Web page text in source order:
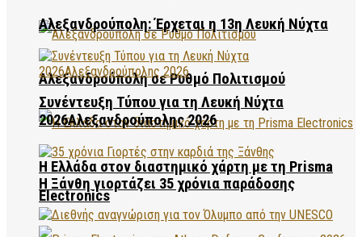
Αλεξανδρούπολη σε Ρυθμό Πολιτισμού
Η Ελλάδα στον διαστημικό χάρτη με τη Prisma
Electronics
Αλεξανδρούπολη: Έρχεται η 13η Λευκή Νύχτα
Συνέντευξη Τύπου για τη Λευκή Νύχτα
2026Αλεξανδρούπολης 2026
Η Ξάνθη γιορτάζει 35 χρόνια παράδοσης